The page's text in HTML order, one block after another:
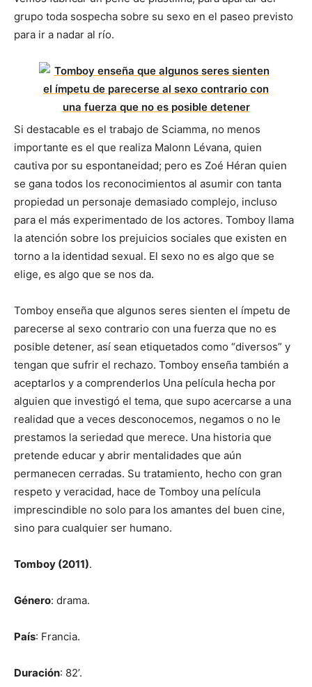
grupo toda sospecha sobre su sexo en el paseo previsto
para ir a nadar al río.
Si destacable es el trabajo de Sciamma, no menos
importante es el que realiza Malonn Lévana, quien
cautiva por su espontaneidad; pero es Zoé Héran quien
se gana todos los reconocimientos al asumir con tanta
propiedad un personaje demasiado complejo, incluso
para el más experimentado de los actores. Tomboy llama
la atención sobre los prejuicios sociales que existen en
torno a la identidad sexual. El sexo no es algo que se
elige, es algo que se nos da.
Tomboy enseña que algunos seres sienten el ímpetu de
parecerse al sexo contrario con una fuerza que no es
posible detener, así sean etiquetados como “diversos” y
tengan que sufrir el rechazo. Tomboy enseña también a
aceptarlos y a comprenderlos Una película hecha por
alguien que investigó el tema, que supo acercarse a una
realidad que a veces desconocemos, negamos o no le
prestamos la seriedad que merece. Una historia que
pretende educar y abrir mentalidades que aún
permanecen cerradas. Su tratamiento, hecho con gran
respeto y veracidad, hace de Tomboy una película
imprescindible no solo para los amantes del buen cine,
sino para cualquier ser humano.
Tomboy (2011).
Género: drama.
País: Francia.
Duración: 82’.